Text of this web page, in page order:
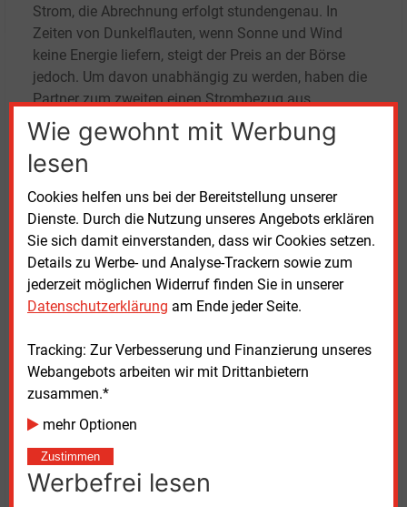
Wie gewohnt mit Werbung
lesen
Cookies helfen uns bei der Bereitstellung unserer
Dienste. Durch die Nutzung unseres Angebots erklären
Sie sich damit einverstanden, dass wir Cookies setzen.
Details zu Werbe- und Analyse-Trackern sowie zum
jederzeit möglichen Widerruf finden Sie in unserer
Datenschutzerklärung am Ende jeder Seite.
Tracking: Zur Verbesserung und Finanzierung unseres
Webangebots arbeiten wir mit Drittanbietern
zusammen.*
mehr Optionen
Zustimmen
Werbefrei lesen
Strom, die Abrechnung erfolgt stundengenau. In
Zeiten von Dunkelflauten, wenn Sonne und Wind
keine Energie liefern, steigt der Preis an der Börse
jedoch. Um davon unabhängig zu werden, haben die
Partner zum zweiten einen Strombezug aus
Solarkraft über einen Langfristvertrag (Power
Purchase Agreement, PPA) vereinbart. Der dritte
Aspekt in dem Deal ist der Rückgriff auf eine virtuelle
Für Flexpower-Geschäftsführer Max Amir Dieringer
ist das Liefermodell besonders geeignet, auch für
kleinere Gewerbe- und Industriekunden. Die
Kombination des Strombezugs über Handel am
günstige Vollversorgung anders gedacht werden
muss“.
Volker Stephan
© 2026 Energie & Management GmbH